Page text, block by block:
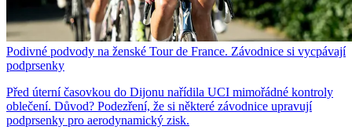
Podivné podvody na ženské Tour de France. Závodnice si vycpávají
podprsenky
Před úterní časovkou do Dijonu nařídila UCI mimořádné kontroly
oblečení. Důvod? Podezření, že si některé závodnice upravují
podprsenky pro aerodynamický zisk.